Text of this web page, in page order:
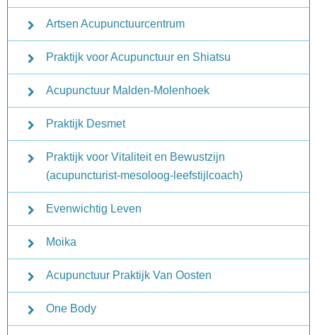
Artsen Acupunctuurcentrum
Praktijk voor Acupunctuur en Shiatsu
Acupunctuur Malden-Molenhoek
Praktijk Desmet
Praktijk voor Vitaliteit en Bewustzijn
(acupuncturist-mesoloog-leefstijlcoach)
Evenwichtig Leven
Moika
Acupunctuur Praktijk Van Oosten
One Body